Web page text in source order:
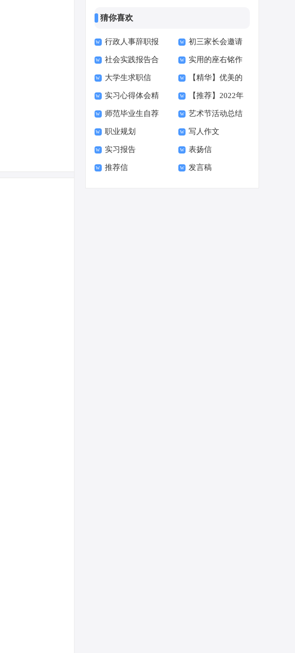
猜你喜欢
行政人事辞职报
告
初三家长会邀请
函15篇
社会实践报告合
集15篇
实用的座右铭作
文400字集合十篇
大学生求职信
【荐】
【精华】优美的
早安朋友圈问候语34
句
实习心得体会精
选15篇
【推荐】2022年
伤心的签名汇总55句
师范毕业生自荐
信范文六篇
艺术节活动总结
职业规划 写人作文
实习报告 表扬信
推荐信 发言稿